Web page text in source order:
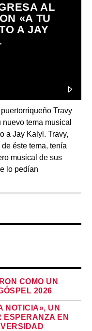
AL
«A TU
A JAY
Travy
tema musical
a Jay Kalyl. Travy,
éste tema, tenía
musical de sus
lo pedían
COMO UN
2026
NOTICIA», UN
ESPERANZA EN